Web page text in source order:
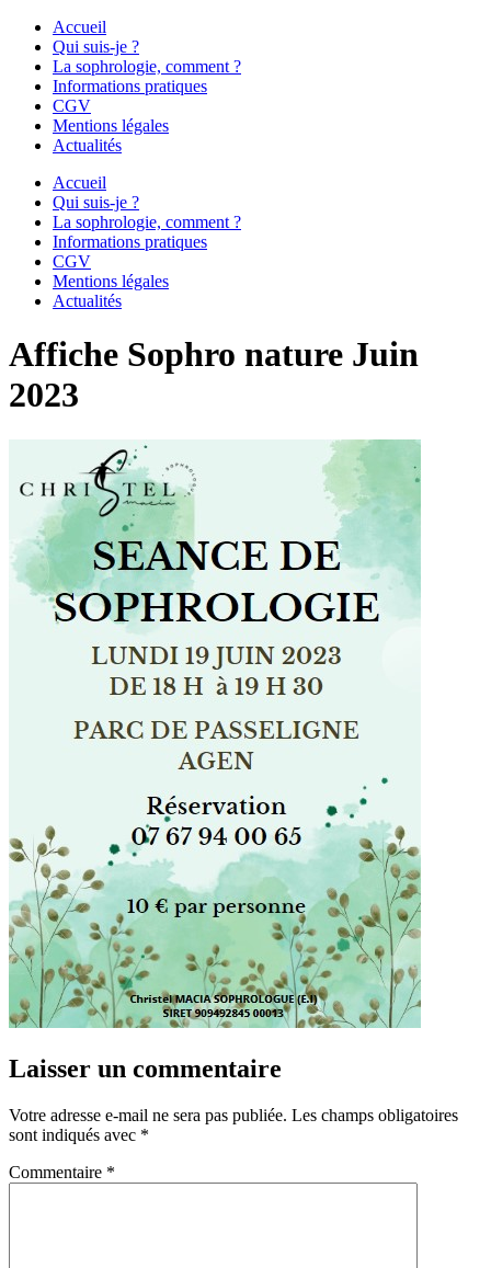
Accueil
Qui suis-je ?
La sophrologie, comment ?
Informations pratiques
CGV
Mentions légales
Actualités
Accueil
Qui suis-je ?
La sophrologie, comment ?
Informations pratiques
CGV
Mentions légales
Actualités
Affiche Sophro nature Juin
2023
Laisser un commentaire
Votre adresse e-mail ne sera pas publiée. Les champs obligatoires
sont indiqués avec *
Commentaire *